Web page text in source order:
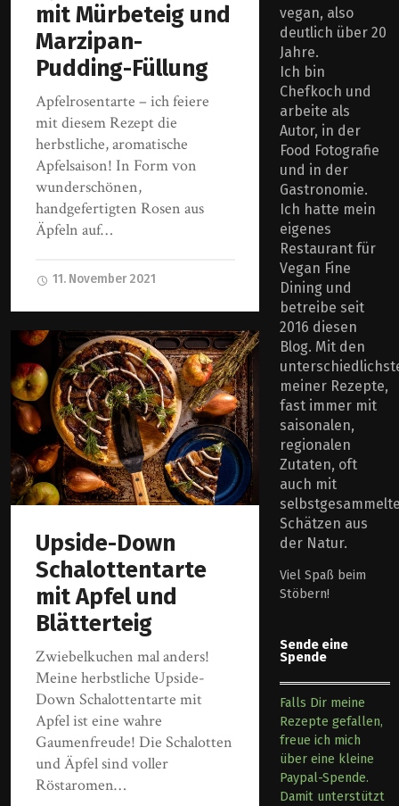
mit Mürbeteig und
Marzipan-
Pudding-Füllung
Apfelrosentarte – ich feiere
mit diesem Rezept die
herbstliche, aromatische
Apfelsaison! In Form von
wunderschönen,
handgefertigten Rosen aus
Äpfeln auf…
11. November 2021
Upside-Down
Schalottentarte
mit Apfel und
Blätterteig
Zwiebelkuchen mal anders!
Meine herbstliche Upside-
Down Schalottentarte mit
Apfel ist eine wahre
Gaumenfreude! Die Schalotten
und Äpfel sind voller
Röstaromen…
vegan, also
deutlich über 20
Jahre.
Ich bin
Chefkoch und
arbeite als
Autor, in der
Food Fotografie
und in der
Gastronomie.
Ich hatte mein
eigenes
Restaurant für
Vegan Fine
Dining und
betreibe seit
2016 diesen
Blog. Mit den
meiner Rezepte,
fast immer mit
saisonalen,
regionalen
Zutaten, oft
auch mit
Schätzen aus
der Natur.
Viel Spaß beim
Stöbern!
Sende eine
Spende
Falls Dir meine
Rezepte gefallen,
freue ich mich
über eine kleine
Paypal-Spende.
Damit unterstützt